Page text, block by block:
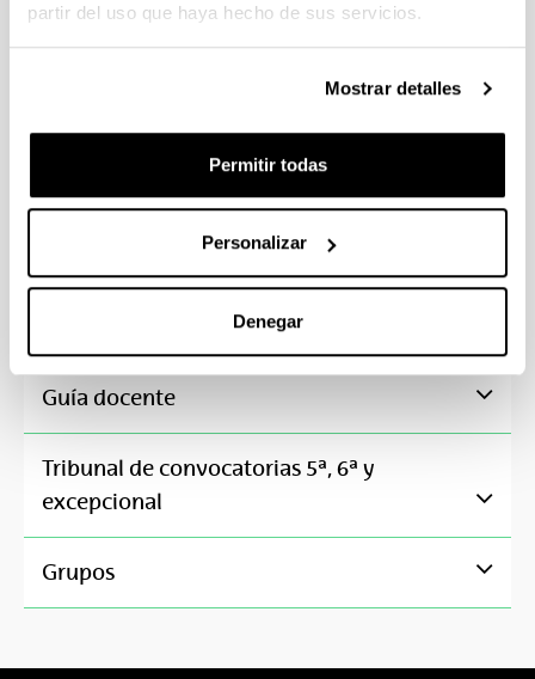
partir del uso que haya hecho de sus servicios.
Mostrar detalles
Permitir todas
Personalizar
Denegar
Distribución de horas por tipo de enseñanza
42
P. Ordenador 3
Guía docenteAlternar navegación
Tribunal de convocatorias 5ª, 6ª y
excepcional
GruposAlternar navegación